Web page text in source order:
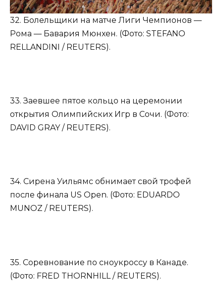
32. Болельщики на матче Лиги Чемпионов —
Рома — Бавария Мюнхен. (Фото: STEFANO
RELLANDINI / REUTERS).
33. Заевшее пятое кольцо на церемонии
открытия Олимпийских Игр в Сочи. (Фото:
DAVID GRAY / REUTERS).
34. Сирена Уильямс обнимает свой трофей
после финала US Open. (Фото: EDUARDO
MUNOZ / REUTERS).
35. Соревнование по сноукроссу в Канаде.
(Фото: FRED THORNHILL / REUTERS).